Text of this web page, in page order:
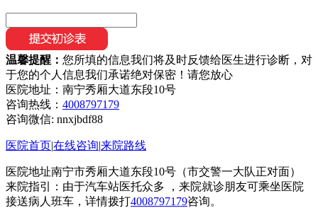
温馨提醒： 您所填的信息我们将及时反馈给医生进行诊断，对
于您的个人信息我们承诺绝对保密！请您放心
医院地址：南宁秀厢大道东段10号
咨询热线： 4008797179
咨询微信: nnxjbdf88
医院首页|在线咨询|来院路线
医院地址南宁市秀厢大道东段10号（市交警一大队正对面）
来院指引：由于汽车站医托众多 ，来院就诊朋友可乘坐医院
接送病人班车，详情拨打4008797179咨询。